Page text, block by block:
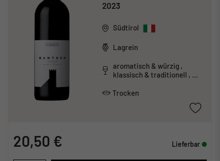
2023
Südtirol
Lagrein
aromatisch & würzig ,
klassisch & traditionell ,
Trocken
20,50 € Lieferbar